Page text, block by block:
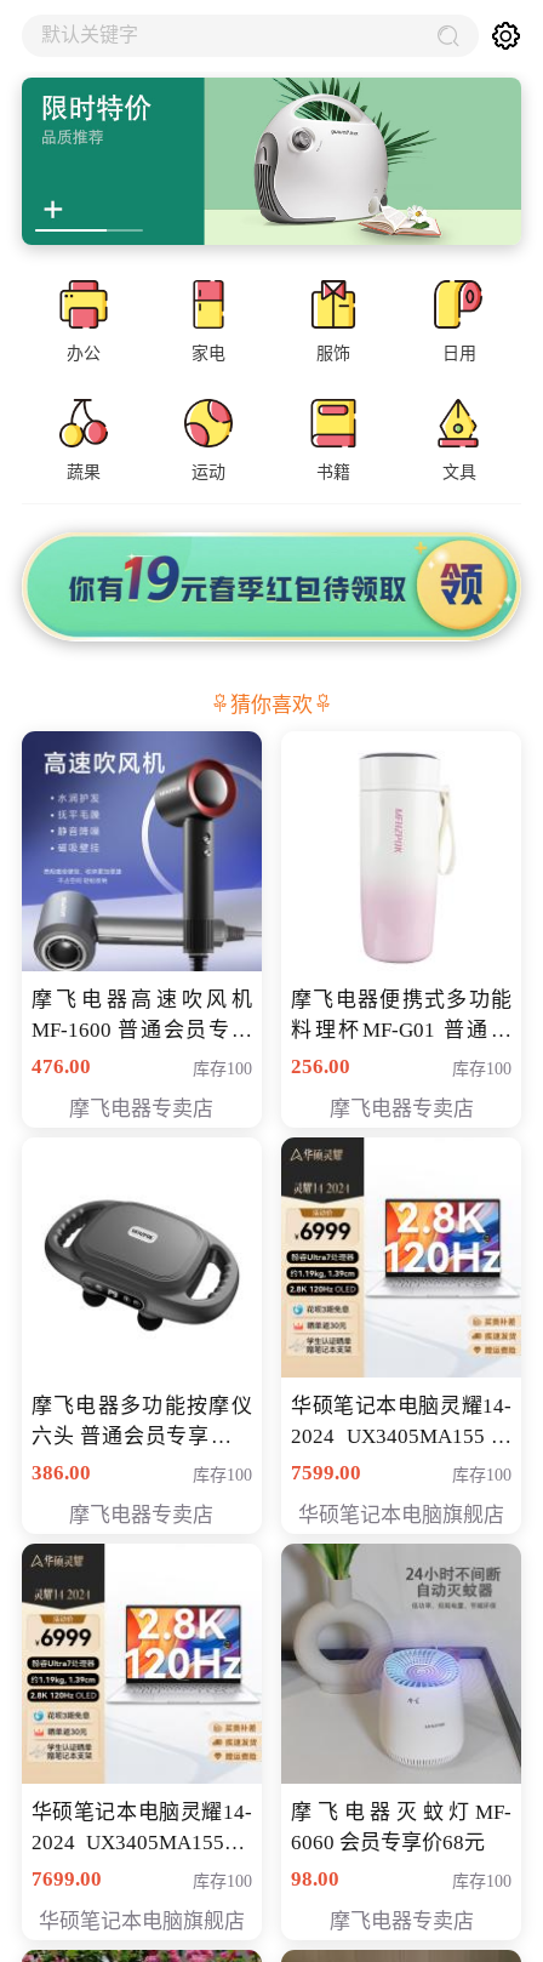
默认关键字
办公 家电 服饰 日用
蔬果 运动 书籍 文具
猜你喜欢
摩飞电器高速吹风机
MF-1600 普通会员专享
价298元
476.00 库存100
摩飞电器专卖店
摩飞电器便携式多功能
料理杯MF-G01 普通会
员专享价格118元
256.00 库存100
摩飞电器专卖店
摩飞电器多功能按摩仪
六头 普通会员专享价格
199元
386.00 库存100
摩飞电器专卖店
华硕笔记本电脑灵耀14-
2024 UX3405MA155冰
川银 oled 智慧轻薄本 会
7599.00 库存100
华硕笔记本电脑旗舰店
华硕笔记本电脑灵耀14-
2024 UX3405MA155夜
空蓝 oled 智慧轻薄本 会
7699.00 库存100
华硕笔记本电脑旗舰店
摩飞电器灭蚊灯MF-
6060 会员专享价68元
98.00
库存100
摩飞电器专卖店